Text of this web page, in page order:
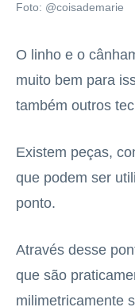
Foto: @coisademarie
O linho e o
muito bem para
também outros
Existem peças,
que podem ser
ponto.
Através desse
que são
milimetricamente